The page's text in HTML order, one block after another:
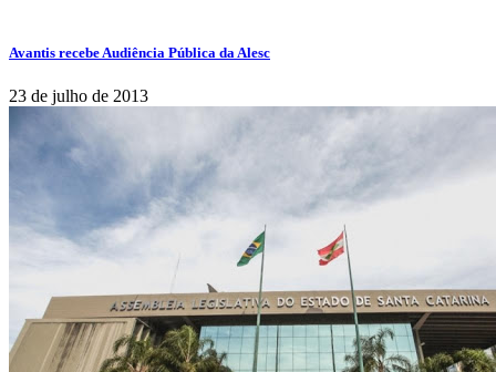
Avantis recebe Audiência Pública da Alesc
23 de julho de 2013